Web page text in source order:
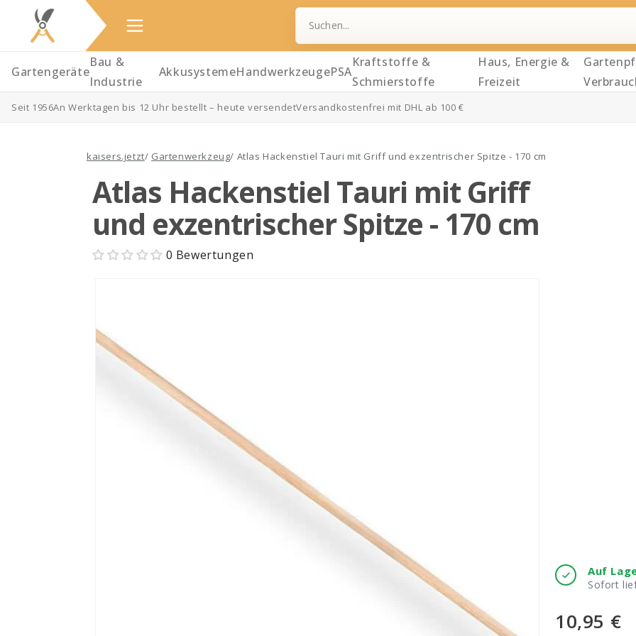
Gartengeräte
Bau &
Industrie
AkkusystemeHandwerkzeugePSA
Kraftstoffe &
Schmierstoffe
Haus, Energie &
Freizeit
Seit 1956An Werktagen bis 12 Uhr bestellt – heute versendetVersandkostenfrei mit DHL ab 100 €
kaisers.jetzt/ Gartenwerkzeug/ Atlas Hackenstiel Tauri mit Griff und exzentrischer Spitze - 170 cm
Atlas Hackenstiel Tauri mit Griff
und exzentrischer Spitze - 170 cm
0 Bewertungen
Auf
Sofort
10,95 €